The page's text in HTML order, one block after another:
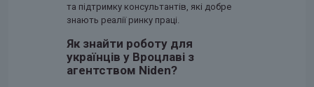
та підтримку консультантів, які добре
знають реалії ринку праці.
Як знайти роботу для
українців у Вроцлаві з
агентством Niden?